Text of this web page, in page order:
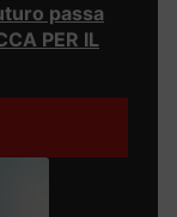
passa
PER IL